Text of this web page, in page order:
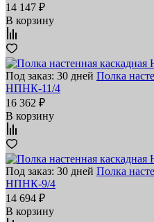
14 147 ₽
В корзину
Под заказ: 30 дней Полка
НПНК-11/4
16 362 ₽
В корзину
Под заказ: 30 дней Полка
НПНК-9/4
14 694 ₽
В корзину